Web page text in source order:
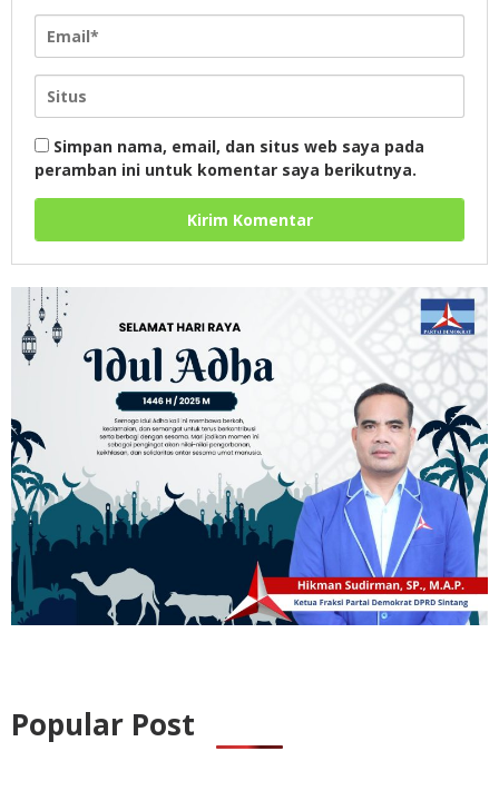
Simpan nama, email, dan situs web saya pada
peramban ini untuk komentar saya berikutnya.
Popular Post